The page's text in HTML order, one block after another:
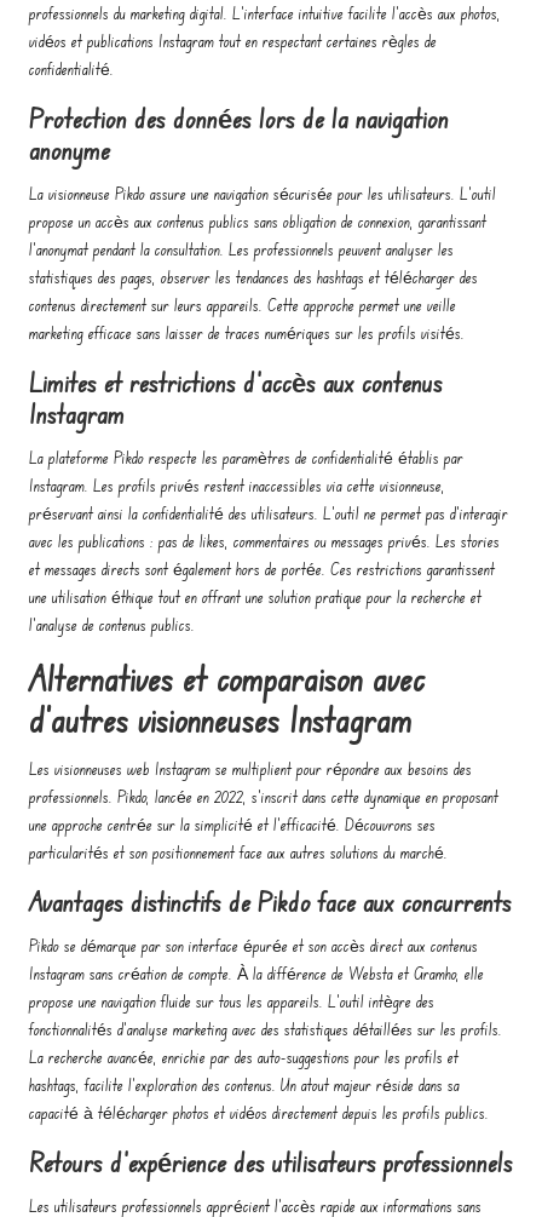
professionnels du marketing digital. L’interface intuitive facilite l’accès aux photos,
vidéos et publications Instagram tout en respectant certaines règles de
confidentialité.
Protection des données lors de la navigation
anonyme
La visionneuse Pikdo assure une navigation sécurisée pour les utilisateurs. L’outil
propose un accès aux contenus publics sans obligation de connexion, garantissant
l’anonymat pendant la consultation. Les professionnels peuvent analyser les
statistiques des pages, observer les tendances des hashtags et télécharger des
contenus directement sur leurs appareils. Cette approche permet une veille
marketing efficace sans laisser de traces numériques sur les profils visités.
Limites et restrictions d’accès aux contenus
Instagram
La plateforme Pikdo respecte les paramètres de confidentialité établis par
Instagram. Les profils privés restent inaccessibles via cette visionneuse,
préservant ainsi la confidentialité des utilisateurs. L’outil ne permet pas d’interagir
avec les publications : pas de likes, commentaires ou messages privés. Les stories
et messages directs sont également hors de portée. Ces restrictions garantissent
une utilisation éthique tout en offrant une solution pratique pour la recherche et
l’analyse de contenus publics.
Alternatives et comparaison avec
d’autres visionneuses Instagram
Les visionneuses web Instagram se multiplient pour répondre aux besoins des
professionnels. Pikdo, lancée en 2022, s’inscrit dans cette dynamique en proposant
une approche centrée sur la simplicité et l’efficacité. Découvrons ses
particularités et son positionnement face aux autres solutions du marché.
Avantages distinctifs de Pikdo face aux concurrents
Pikdo se démarque par son interface épurée et son accès direct aux contenus
Instagram sans création de compte. À la différence de Websta et Gramho, elle
propose une navigation fluide sur tous les appareils. L’outil intègre des
fonctionnalités d’analyse marketing avec des statistiques détaillées sur les profils.
La recherche avancée, enrichie par des auto-suggestions pour les profils et
hashtags, facilite l’exploration des contenus. Un atout majeur réside dans sa
capacité à télécharger photos et vidéos directement depuis les profils publics.
Retours d’expérience des utilisateurs professionnels
Les utilisateurs professionnels apprécient l’accès rapide aux informations sans